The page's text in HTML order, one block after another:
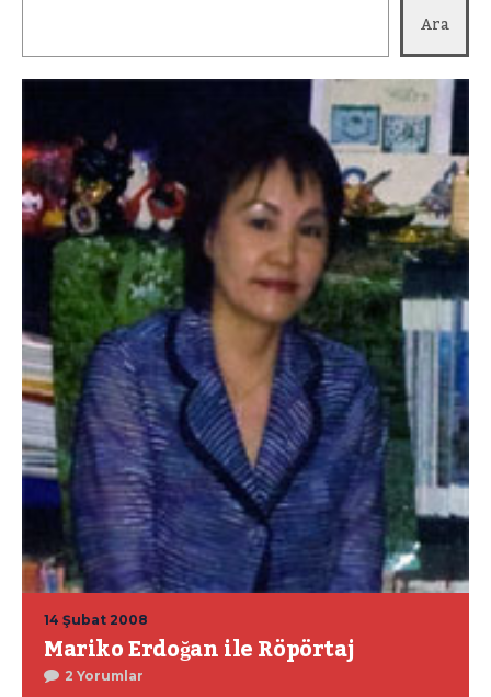
Ara
14 Şubat 2008
Mariko Erdoğan ile Röpörtaj
2 Yorumlar